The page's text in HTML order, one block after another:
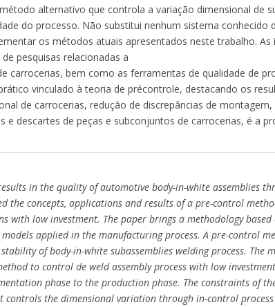
alternativo que controla a variação dimensional de
do processo. Não substitui nenhum sistema conhecido
os métodos atuais apresentados neste trabalho.
pesquisas relacionadas a
carrocerias, bem como as ferramentas de qualidade de
vinculado à teoria de précontrole, destacando os
de carrocerias, redução de discrepâncias de
e descartes de peças e subconjuntos de carrocerias, é a
in the quality of automotive body-in-white assemblies
the concepts, applications and results of a pre-control
with low investment. The paper brings a methodology
applied in the manufacturing process. A pre-control
of body-in-white subassemblies welding process. The
to control de weld assembly process with low
phase to the production phase. The constraints of
controls the dimensional variation through in-control